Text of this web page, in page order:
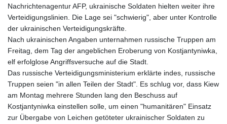
Nachrichtenagentur AFP, ukrainische Soldaten hielten weiter ihre
Verteidigungslinien. Die Lage sei "schwierig", aber unter Kontrolle
der ukrainischen Verteidigungskräfte.
Nach ukrainischen Angaben unternahmen russische Truppen am
Freitag, dem Tag der angeblichen Eroberung von Kostjantyniwka,
elf erfolglose Angriffsversuche auf die Stadt.
Das russische Verteidigungsministerium erklärte indes, russische
Truppen seien "in allen Teilen der Stadt". Es schlug vor, dass Kiew
am Montag mehrere Stunden lang den Beschuss auf
Kostjantyniwka einstellen solle, um einen "humanitären" Einsatz
zur Übergabe von Leichen getöteter ukrainischer Soldaten zu